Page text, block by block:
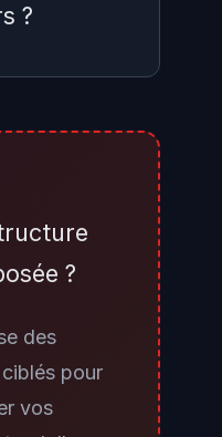
?
une
de
?
des
pour
vos